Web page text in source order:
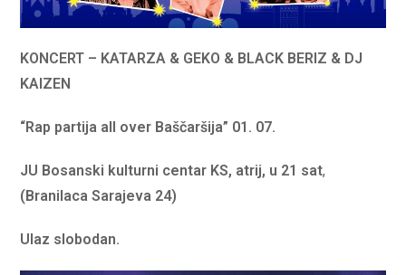
KONCERT – KATARZA & GEKO & BLACK BERIZ & DJ
KAIZEN
“Rap partija all over Baščaršija” 01. 07.
JU Bosanski kulturni centar KS, atrij, u 21 sat,
(Branilaca Sarajeva 24)
Ulaz slobodan.